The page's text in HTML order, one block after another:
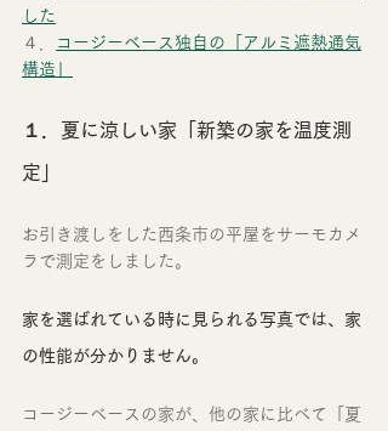
した
４．
コージーベース独自の「アルミ遮熱通気
構造」
１．夏に涼しい家「新築の家を温度測
定」
お引き渡しをした西条市の平屋をサーモカメ
ラで測定をしました。
家を選ばれている時に見られる写真では、家
の性能が分かりません。
コージーベースの家が、他の家に比べて「夏